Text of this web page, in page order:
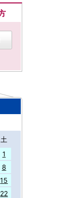
土
1
8
15
22